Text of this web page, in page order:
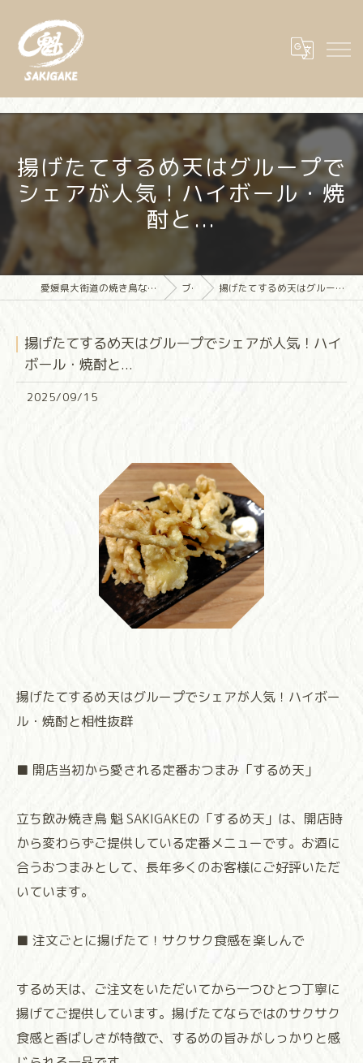
揚げたてするめ天はグループで
シェアが人気！ハイボール・焼
酎と...
愛媛県大街道の焼き鳥なら大街道立ち飲み焼き鳥 魁(さきがけ) ブログ 揚げたてするめ天はグループでシェアが人気！ハイボール・焼酎と...
揚げたてするめ天はグループでシェアが人気！ハイ
ボール・焼酎と...
2025/09/15
揚げたてするめ天はグループでシェアが人気！ハイボー
ル・焼酎と相性抜群
■ 開店当初から愛される定番おつまみ「するめ天」
立ち飲み焼き鳥 魁 SAKIGAKEの「するめ天」は、開店時
から変わらずご提供している定番メニューです。お酒に
合うおつまみとして、長年多くのお客様にご好評いただ
いています。
■ 注文ごとに揚げたて！サクサク食感を楽しんで
するめ天は、ご注文をいただいてから一つひとつ丁寧に
揚げてご提供しています。揚げたてならではのサクサク
食感と香ばしさが特徴で、するめの旨みがしっかりと感